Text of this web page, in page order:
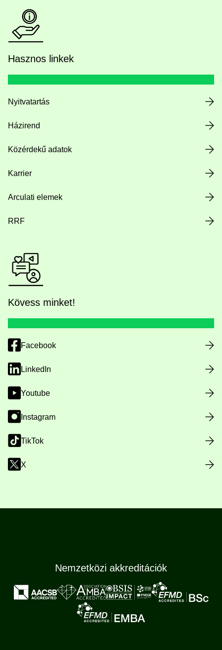
Hasznos linkek
Nyitvatartás
Házirend
Közérdekű adatok
Karrier
Arculati elemek
RRF
Kövess minket!
Facebook
LinkedIn
Youtube
Instagram
TikTok
X
Nemzetközi akkreditációk